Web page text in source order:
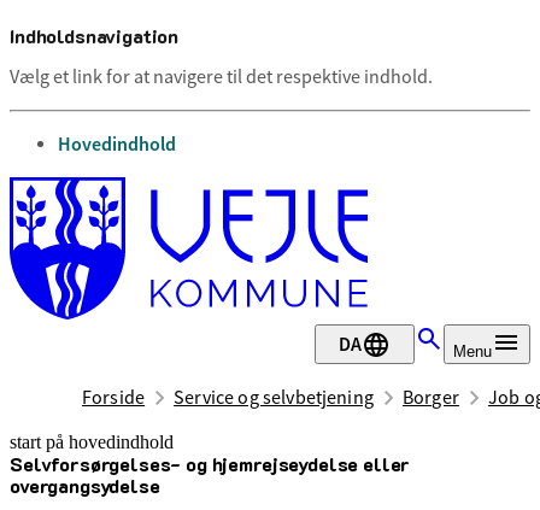
Indholdsnavigation
Vælg et link for at navigere til det respektive indhold.
gå til
Hovedindhold
DA Menu
Forside Service og selvbetjening Borger Job
start på hovedindhold
Selvforsørgelses- og hjemrejseydelse eller
overgangsydelse
senest opdateret 5. marts 2026